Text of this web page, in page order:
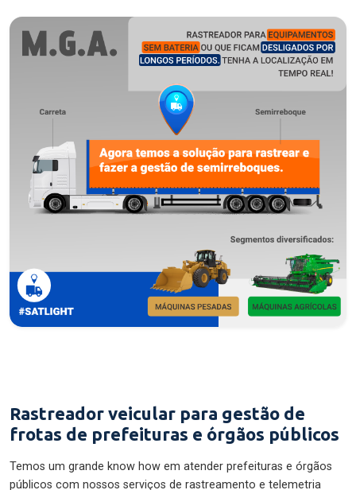
Rastreador veicular para gestão de
frotas de prefeituras e órgãos públicos
Temos um grande know how em atender prefeituras e órgãos
públicos com nossos serviços de rastreamento e telemetria